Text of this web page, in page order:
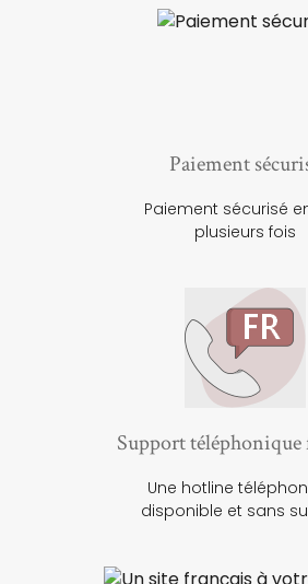
Paiement
Paiement sécurisé
plusieurs fois
Support téléphonique
Une hotline
disponible et sans